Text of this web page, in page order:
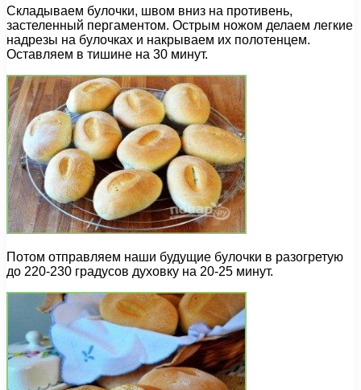
Складываем булочки, швом вниз на противень,
застеленный пергаментом. Острым ножом делаем легкие
надрезы на булочках и накрываем их полотенцем.
Оставляем в тишине на 30 минут.
Потом отправляем наши будущие булочки в разогретую
до 220-230 градусов духовку на 20-25 минут.